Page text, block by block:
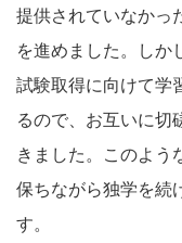
提供されていなかっ
を進めました。しか
試験取得に向けて学
るので、お互いに切
きました。このよう
保ちながら独学を続
す。